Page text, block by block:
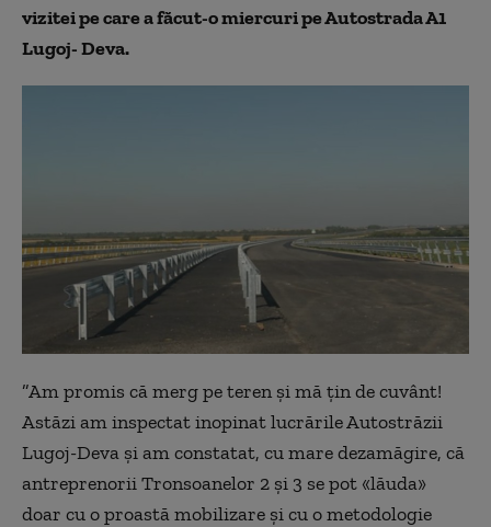
vizitei pe care a făcut-o miercuri pe Autostrada A1
Lugoj- Deva.
”Am promis că merg pe teren şi mă ţin de cuvânt!
Astăzi am inspectat inopinat lucrările Autostrăzii
Lugoj-Deva şi am constatat, cu mare dezamăgire, că
antreprenorii Tronsoanelor 2 şi 3 se pot «lăuda»
doar cu o proastă mobilizare şi cu o metodologie